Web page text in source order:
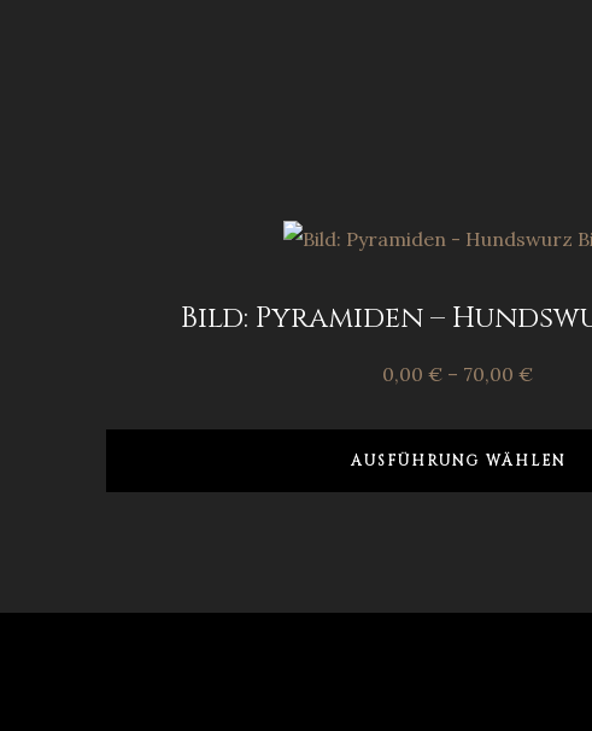
Bild: Pyramiden –
0,00 € – 70,00 €
AUSFÜHRUNG WÄHLEN